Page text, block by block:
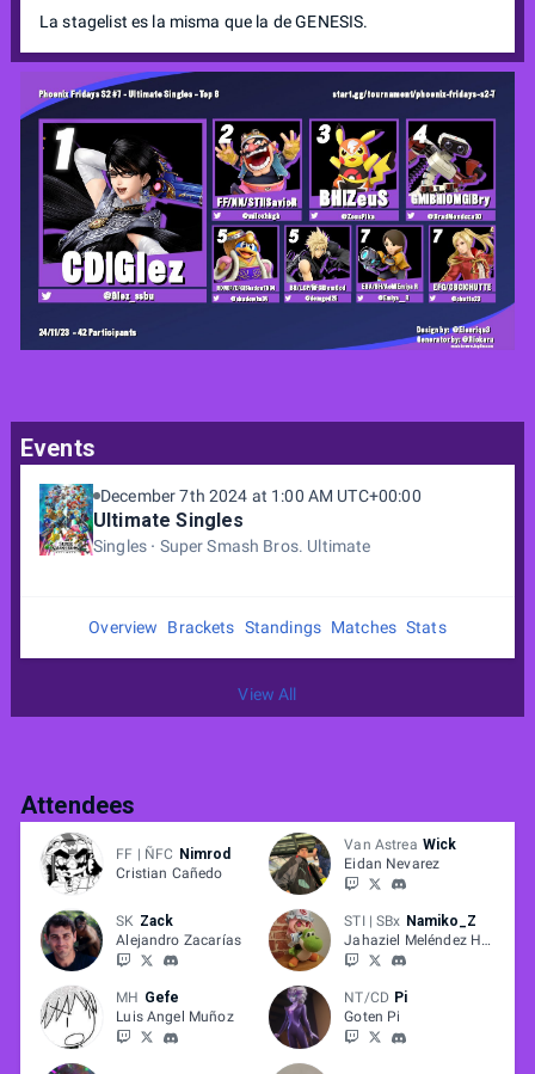
La stagelist es la misma que la de GENESIS.
Events
December 7th 2024 at 1:00 AM UTC+00:00
Ultimate Singles
Singles Super Smash Bros. Ultimate
Overview Brackets Standings Matches Stats
View All
Attendees
FF | ÑFC Nimrod
Cristian Cañedo
Van Astrea Wick
Eidan Nevarez
SK Zack
Alejandro Zacarías
STI | SBx Namiko_Z
Jahaziel Meléndez Herrera
MH Gefe
Luis Angel Muñoz
NT/CD Pi
Goten Pi